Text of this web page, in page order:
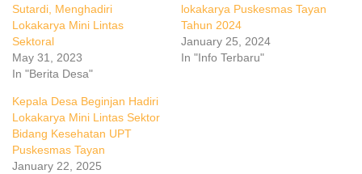
Sutardi, Menghadiri
Lokakarya Mini Lintas
Sektoral
May 31, 2023
In "Berita Desa"
lokakarya Puskesmas Tayan
Tahun 2024
January 25, 2024
In "Info Terbaru"
Kepala Desa Beginjan Hadiri
Lokakarya Mini Lintas Sektor
Bidang Kesehatan UPT
Puskesmas Tayan
January 22, 2025